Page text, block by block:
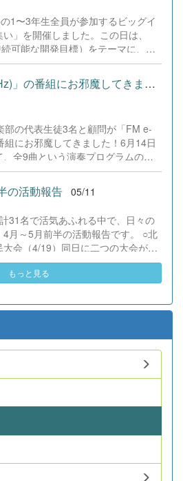
に、実戦的にアップグレードする
します。 また、本サイトのアプリ
して公開しているため、本校の生
徒とのコラボレーション（共同開
1〜3年生全員が参加するビッグイ
」を開催しました。この日は、
可能な開発目標）をテーマに、お
してきた英語プレゼンテーション
す。 生徒たちはSDGsの17の目標
「自分が社会を変える担い手であ
識を持ち、海洋プラスチックごみ
会課題への改善策を英語で力強く
予選を経て、生徒全員の投票で選
者が、午後の全体会でステージに
英語による鋭い質疑応答にも、臆
する姿は、まさに国際教養科生の
ものでした。 厳正な審査の結果、
3年生は工藤真緒さんが最優秀賞に
の充実度はもちろん、質疑応答で
評価されました。 先輩たちの背中
てくれていたと思います。来年は
この日の学びを糧に、社会を良くす
「FM e-niwa (77.8MHz)」の番組にお邪魔してきました！
の代表生徒3名と顧問が「FM e-
にお邪魔してきました！6月14日
全9曲という演奏プログラムの聞
る楽曲への意気込み、そして日々
電波に乗せてお届けしました。管
鍛える筋トレのお話など、普段は
タジオ収録ということで最初は少
たちでしたが、パーソナリティの
で、写真の通りすっかりリラック
、楽しいトークとなりました。定
ヶ月。ご来場いただく皆様に最高
時：6月14日 開演 １４:００ 場
場料：500円（チケットは千歳高
ください）会場で皆様と音楽の素
ることを、部員一同心待ちにして
歳高校吹奏楽部 #吹奏楽 #定期演奏
#ラジオ出演 #青春 #北海道 #千
の活動報告 05/11
31名で活気あふれる中で、日々の
月～5月前半の活動報告です。 ○北
会（4/19）同日に二つの大会が行
男子8名、女子6名が参加し、恵庭
参加しました。北広島会長杯は、
きました。また、女子は参加人数
入賞も果たしました。一方の恵庭
グ方式だったため、こちらもたく
ができました。＜結果＞◉北広島
ス準優勝 佐藤ひより第３位 富士
男子シングルス第３位 菊地壮太 ○
（4/25-26個人戦、5/9-10団体戦）
公式戦。出場した4人の1年生は、
スでは女子エースペアがベスト8
もっと見る